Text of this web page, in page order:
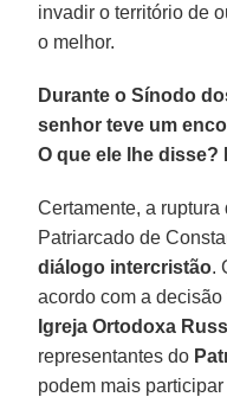
invadir o território de
o melhor.
Durante o Sínodo
senhor teve um
O que ele lhe
Certamente, a
Patriarcado de
diálogo intercristão.
acordo com a
Igreja Ortodoxa
representantes do
podem mais